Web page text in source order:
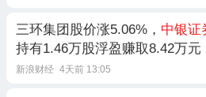
三环集团股价涨5.06%， 中银证
持有1.46万股浮盈赚取8.42万元
新浪财经 4天前 13:05